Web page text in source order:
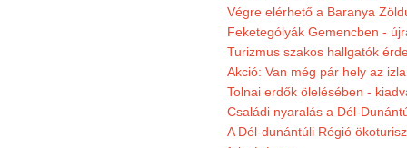
Végre elérhető a Baranya
Feketególyák Gemencben -
Turizmus szakos hallgatók
Akció: Van még pár hely az
Tolnai erdők ölelésében -
Családi nyaralás a Dél-
A Dél-dunántúli Régió